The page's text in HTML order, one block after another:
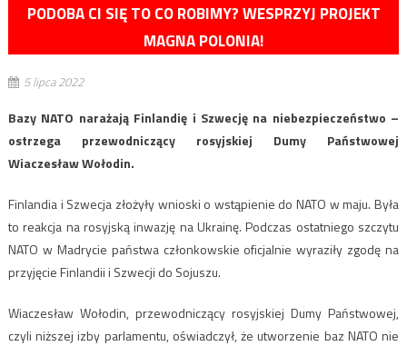
PODOBA CI SIĘ TO CO ROBIMY? WESPRZYJ PROJEKT
MAGNA POLONIA!
5 lipca 2022
Bazy NATO narażają Finlandię i Szwecję na niebezpieczeństwo –
ostrzega przewodniczący rosyjskiej Dumy Państwowej
Wiaczesław Wołodin.
Finlandia i Szwecja złożyły wnioski o wstąpienie do NATO w maju. Była
to reakcja na rosyjską inwazję na Ukrainę. Podczas ostatniego szczytu
NATO w Madrycie państwa członkowskie oficjalnie wyraziły zgodę na
przyjęcie Finlandii i Szwecji do Sojuszu.
Wiaczesław Wołodin, przewodniczący rosyjskiej Dumy Państwowej,
czyli niższej izby parlamentu, oświadczył, że utworzenie baz NATO nie